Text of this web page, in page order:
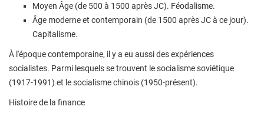
Moyen Âge (de 500 à 1500 après JC). Féodalisme.
Âge moderne et contemporain (de 1500 après JC à ce jour).
Capitalisme.
À l'époque contemporaine, il y a eu aussi des expériences
socialistes. Parmi lesquels se trouvent le socialisme soviétique
(1917-1991) et le socialisme chinois (1950-présent).
Histoire de la finance